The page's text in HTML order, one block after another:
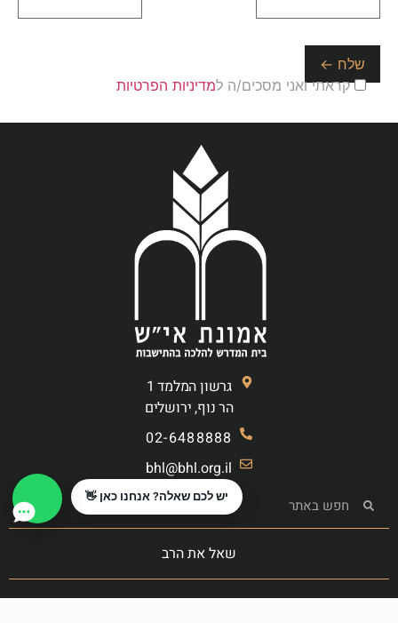
קראתי ואני מסכים/ה למדיניות הפרטיות
גרשון המלמד 1
הר נוף, ירושלים
02-6488888
bhl@bhl.org.il
שאל את הרב
הצטרף לקרן המעשרות
יש לכם שאלה? אנחנו כאן 👋